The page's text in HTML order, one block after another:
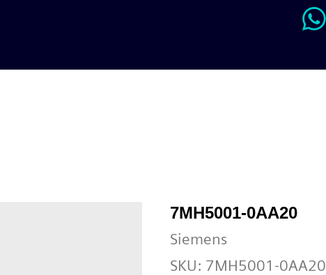
7MH5001-0AА20
Siemens
SKU: 7MH5001-0AА20